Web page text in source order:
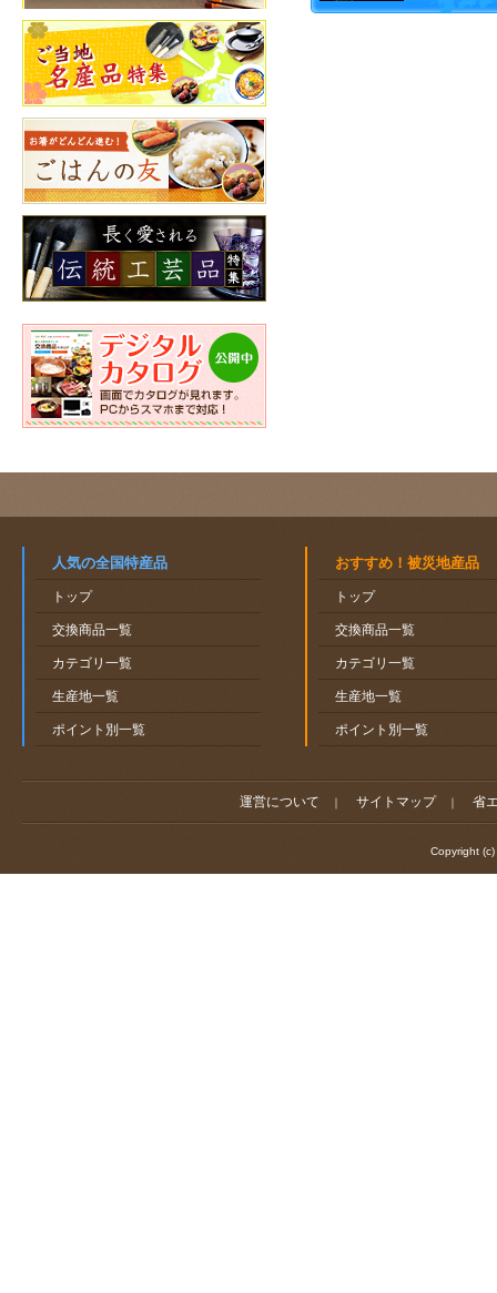
人気の全国特産品
トップ
交換商品一覧
カテゴリ一覧
生産地一覧
ポイント別一覧
おすすめ！被災地産品
トップ
交換商品一覧
カテゴリ一覧
生産地一覧
ポイント別一覧
運営について ｜ サイトマップ ｜ 省
Copyright